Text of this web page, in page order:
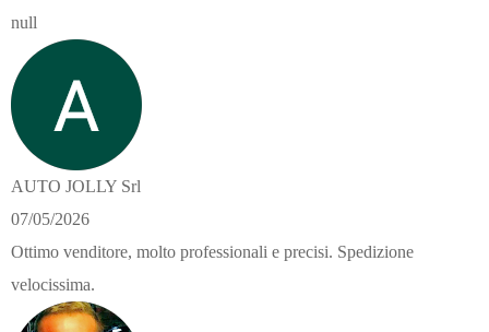
null
AUTO JOLLY Srl
07/05/2026
Ottimo venditore, molto professionali e precisi. Spedizione
velocissima.